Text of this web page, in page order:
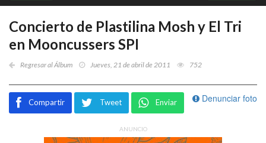
Concierto de Plastilina Mosh y El Tri
en Mooncussers SPI
Regresar al Álbum Jueves, 21 de abril de 2011 752
Denunciar foto
Compartir Tweet Enviar
ANUNCIO